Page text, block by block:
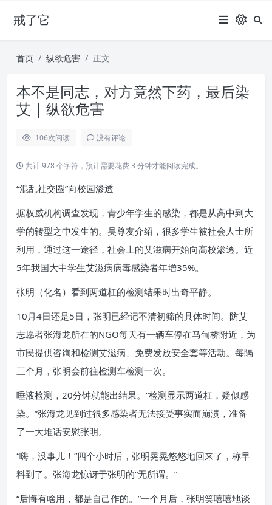
戒了它
首页 纵欲危害 正文
本不是同志，对方竟然下药，最后染
艾 | 纵欲危害
106次阅读 没有评论
共计 978 个字符，预计需要花费 3 分钟才能阅读完成。
“混乱社交圈”向校园渗透
据权威机构调查发现，青少年学生的感染，都是从高中到大
学的转型之中发生的。吴尊友介绍，很多学生被社会人士所
利用，通过这一途径，社会上的艾滋病开始向高校渗透。近
5年我国大中学生艾滋病病毒感染者年增35%。
张明（化名）看到两道杠的检测结果时出奇平静。
10月4日还是5日，张明已经记不清初筛的具体时间。防艾
志愿者张海龙所在的NGO每天有一辆车停在马甸桥附近，为
市民提供咨询和检测艾滋病、免费发放安全套等活动。每隔
三个月，张明会前往检测车检测一次。
唾液检测，20分钟就能出结果。“检测显示两道杠，疑似感
染。”张海龙见到过很多感染者无法接受事实而崩溃，准备
了一大堆话安慰张明。
“嗨，没事儿！”四个小时后，张明晃晃悠悠地回来了，称早
料到了。张海龙惊讶于张明的“无所谓。”
“后悔有啥用，都是自己作的。”一个月后，张明笑嘻嘻地谈